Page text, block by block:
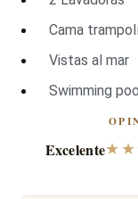
Cama
Vistas al mar
Swimming
Excelente